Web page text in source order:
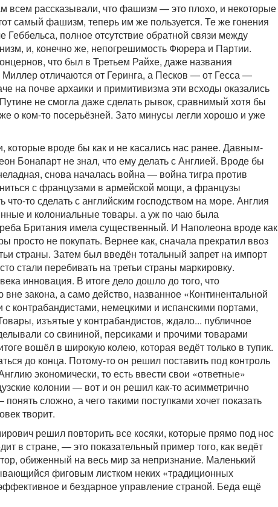
всем рассказывали, что фашизм — это плохо, и некоторые
самый фашизм, теперь им же пользуется. Те же гонения
полное отсутствие обратной связи между
и, конечно же, непогрешимость Фюрера и Партии.
что был в Третьем Райхе, даже названия
отличаются от Геринга, а Песков — от Гесса —
на почве архаики и примитивизма эти всходы оказались
не смогла даже сделать рывок, сравнимый хотя бы
о ком-то посерьёзней. Зато минусы легли хорошо и уже
которые вроде бы как и не касались нас ранее. Давным-
Бонапарт не знал, что ему делать с Англией. Вроде бы
снова началась война — война тигра против
с французами в армейской мощи, а французы
что-то сделать с английским господством на море. Англия
и колониальные товары. а уж по чаю была
Британия имела существенный. И Наполеона вроде как
просто не покупать. Вернее как, сначала прекратил ввоз
страны. Затем был введён тотальный запрет на импорт
стали перебивать на третьи страны маркировку.
инновация. В итоге дело дошло до того, что
закона, а само действо, названное «Континентальной
контрабандистами, немецкими и испанскими портами,
изъятые у контрабандистов, ждало... публичное
со свининой, персиками и прочими товарами
вошёл в широкую колею, которая ведёт только в тупик.
до конца. Потому-то он решил поставить под контроль
экономически, то есть ввести свои «ответные»
колонии — вот и он решил как-то асимметрично
сложно, а чего такими поступками хочет показать
творит.
решил повторить все косяки, которые прямо под нос
в стране, — это показательный пример того, как ведёт
обиженный на весь мир за непризнание. Маленький
фиговым листком неких «традиционных
и бездарное управление страной. Беда ещё